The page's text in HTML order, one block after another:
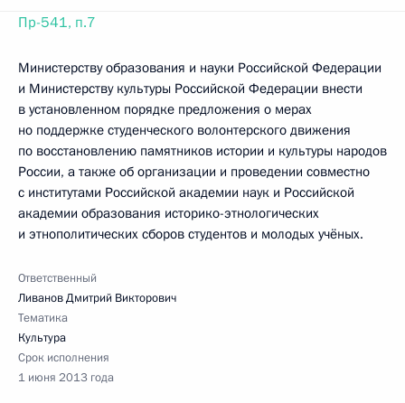
Пр-541, п.7
Министерству образования и науки Российской Федерации
и Министерству культуры Российской Федерации внести
в установленном порядке предложения о мерах
но поддержке студенческого волонтерского движения
по восстановлению памятников истории и культуры народов
России, а также об организации и проведении совместно
с институтами Российской академии наук и Российской
академии образования историко-этнологических
и этнополитических сборов студентов и молодых учёных.
Ответственный
Ливанов Дмитрий Викторович
Тематика
Культура
Срок исполнения
1 июня 2013 года